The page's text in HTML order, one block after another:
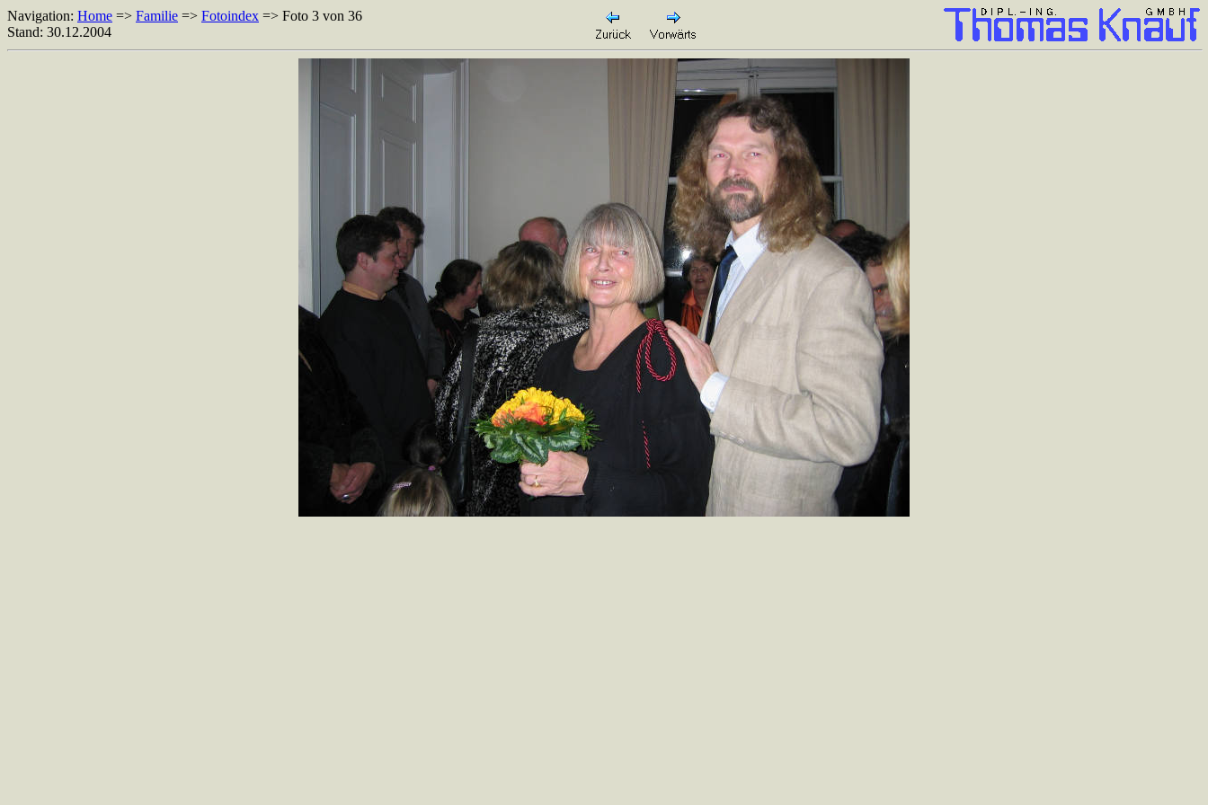
Navigation: Home => Familie => Fotoindex => Foto 3 von 36
Stand: 30.12.2004